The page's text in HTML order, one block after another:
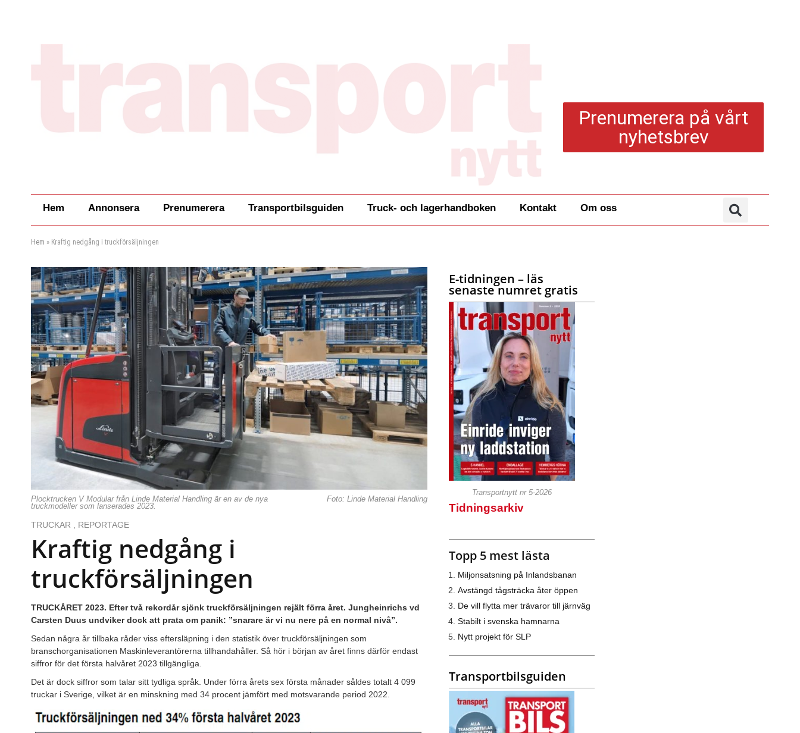
Prenumerera på vårt
nyhetsbrev
Hem Annonsera Prenumerera Transportbilsguiden Truck- och lagerhandboken Kontakt Om oss
Hem » Kraftig nedgång i truckförsäljningen
Plocktrucken V Modular från Linde Material Handling är en av de nya
truckmodeller som lanserades 2023.
Foto: Linde Material Handling
TRUCKAR REPORTAGE
Kraftig nedgång i
truckförsäljningen
TRUCKÅRET 2023. Efter två rekordår sjönk truckförsäljningen rejält förra året. Jungheinrichs vd
Carsten Duus undviker dock att prata om panik: ”snarare är vi nu nere på en normal nivå”.
Sedan några år tillbaka råder viss eftersläpning i den statistik över truckförsäljningen som
branschorganisationen Maskinleverantörerna tillhandahåller. Så hör i början av året finns därför endast
siffror för det första halvåret 2023 tillgängliga.
Det är dock siffror som talar sitt tydliga språk. Under förra årets sex första månader såldes totalt 4 099
truckar i Sverige, vilket är en minskning med 34 procent jämfört med motsvarande period 2022.
E-tidningen – läs
senaste numret gratis
Transportnytt nr 5-2026
Tidningsarkiv
Topp 5 mest lästa
Miljonsatsning på Inlandsbanan
Avstängd tågsträcka åter öppen
De vill flytta mer trävaror till järnväg
Stabilt i svenska hamnarna
Nytt projekt för SLP
Transportbilsguiden